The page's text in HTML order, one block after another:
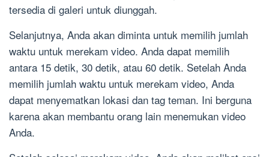
tersedia di galeri untuk diunggah.
Selanjutnya, Anda akan diminta untuk memilih jumlah
waktu untuk merekam video. Anda dapat memilih
antara 15 detik, 30 detik, atau 60 detik. Setelah Anda
memilih jumlah waktu untuk merekam video, Anda
dapat menyematkan lokasi dan tag teman. Ini berguna
karena akan membantu orang lain menemukan video
Anda.